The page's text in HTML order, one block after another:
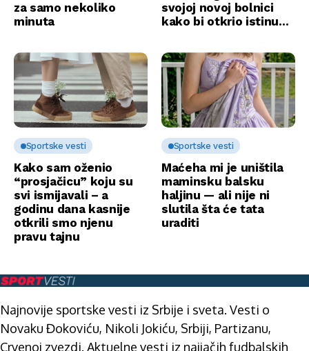
za samo nekoliko
minuta
svojoj novoj bolnici
kako bi otkrio istinu…
Sportske vesti
Kako sam oženio
“prosjačicu” koju su
svi ismijavali – a
godinu dana kasnije
otkrili smo njenu
pravu tajnu
Sportske vesti
Maćeha mi je uništila
maminsku balsku
haljinu — ali nije ni
slutila šta će tata
uraditi
Najnovije sportske vesti iz Srbije i sveta. Vesti o
Novaku Đokoviću, Nikoli Jokiću, Srbiji, Partizanu,
Crvenoj zvezdi. Aktuelne vesti iz najjačih fudbalskih